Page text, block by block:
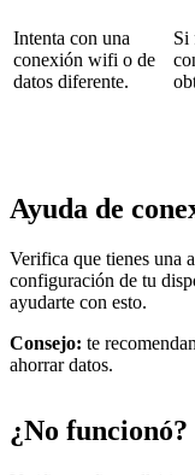
Intenta con una
conexión wifi o de
datos diferente.
Si
Ayuda de
Verifica que tienes una
configuración de tu
ayudarte con esto.
Consejo: te
ahorrar datos.
¿No funcionó?